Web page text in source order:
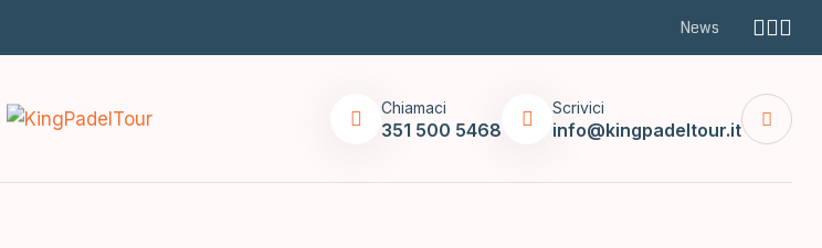
News
Chiamaci
351 500 5468
Scrivici
info@kingpadeltour.it